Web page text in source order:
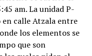
am. La unidad P-
calle Atzala entre
los elementos se
que son